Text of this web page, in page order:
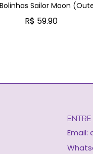
Sailor Moon
R$ 59.90
Email: